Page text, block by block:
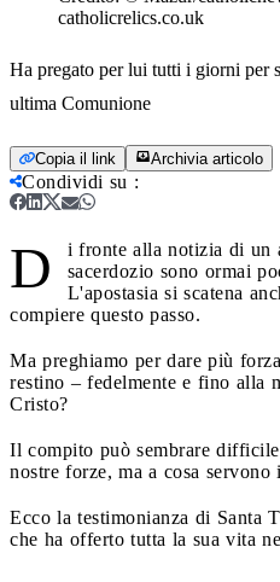
catholicrelics.co.uk
Ha pregato per lui tutti i giorni per
ultima Comunione
Copia il link Archivia articolo
Condividi su :
D
i fronte alla notizia di un
sacerdozio sono ormai
L'apostasia si scatena
compiere questo passo.
Ma preghiamo per dare più
restino – fedelmente e fino alla
Cristo?
Il compito può sembrare
nostre forze, ma a cosa servono
Ecco la testimonianza di Santa
che ha offerto tutta la sua vita